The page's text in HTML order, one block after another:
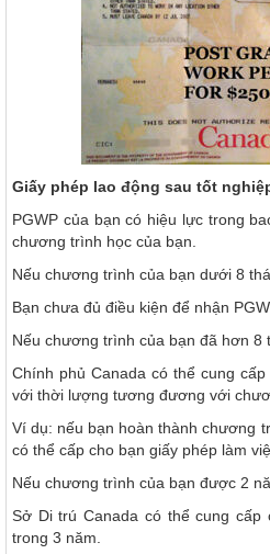
Giấy phép lao động sau tốt
PGWP của bạn có hiệu lực trong
chương trình học của bạn.
Nếu chương trình của bạn dưới 8
Bạn chưa đủ điều kiện để nhận
Nếu chương trình của bạn đã hơn 8
Chính phủ Canada có thể cung
với thời lượng tương đương với
Ví dụ: nếu bạn hoàn thành chương
có thể cấp cho bạn giấy phép làm
Nếu chương trình của bạn được 2
Sở Di trú Canada có thể cung cấp
trong 3 năm.